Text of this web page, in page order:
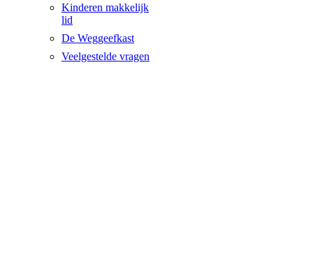
Kinderen makkelijk
lid
De Weggeefkast
Veelgestelde vragen